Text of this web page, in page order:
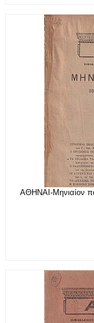
ΑΘΗΝΑΙ-Μηνιαίον